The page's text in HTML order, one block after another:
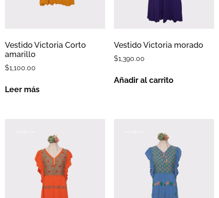
Vestido Victoria Corto
amarillo
$1,100.00
Leer más
Vestido Victoria morado
$1,390.00
Añadir al carrito